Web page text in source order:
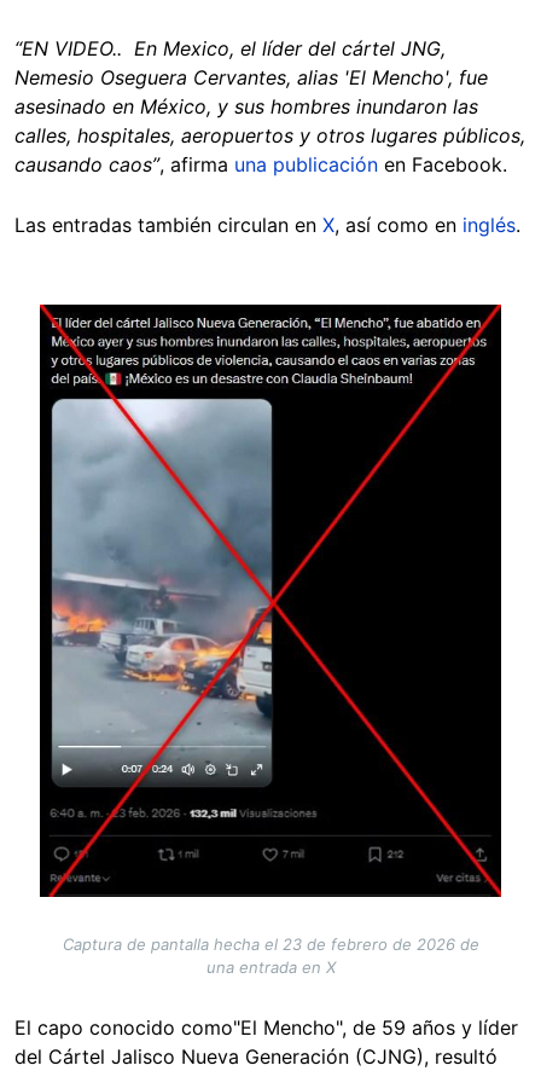
“EN VIDEO.. En Mexico, el líder del cártel JNG,
Nemesio Oseguera Cervantes, alias 'El Mencho', fue
asesinado en México, y sus hombres inundaron las
calles, hospitales, aeropuertos y otros lugares públicos,
causando caos”, afirma una publicación en Facebook.
Las entradas también circulan en X, así como en inglés.
Image
Captura de pantalla hecha el 23 de febrero de 2026 de
una entrada en X
El capo conocido como"El Mencho", de 59 años y líder
del Cártel Jalisco Nueva Generación (CJNG), resultó